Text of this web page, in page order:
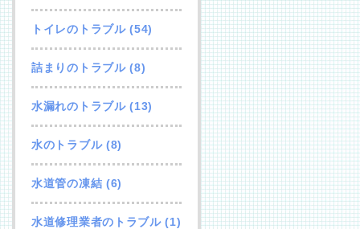
トイレのトラブル(54)
詰まりのトラブル(8)
水漏れのトラブル(13)
水のトラブル(8)
水道管の凍結 (6)
水道修理業者のトラブル(1)